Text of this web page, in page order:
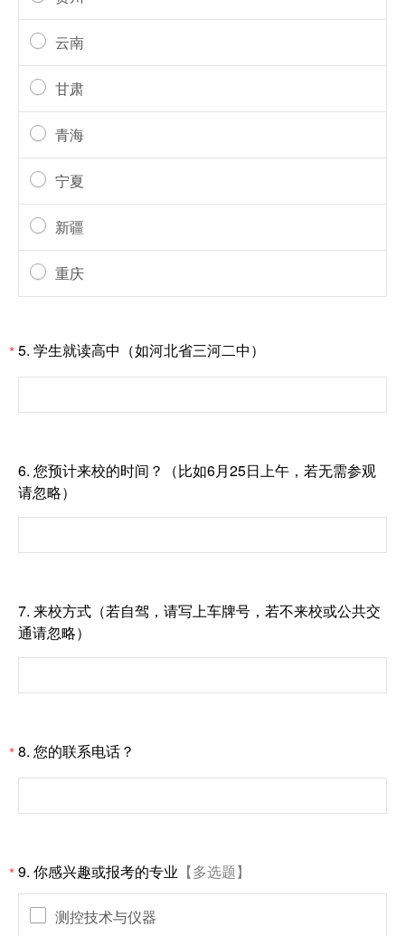
云南
甘肃
青海
宁夏
新疆
重庆
*5. 学生就读高中（如河北省三河二中）
6. 您预计来校的时间？（比如6月25日上午，若无需参观
请忽略）
7. 来校方式（若自驾，请写上车牌号，若不来校或公共交
通请忽略）
*8. 您的联系电话？
*9. 你感兴趣或报考的专业 【多选题】
测控技术与仪器